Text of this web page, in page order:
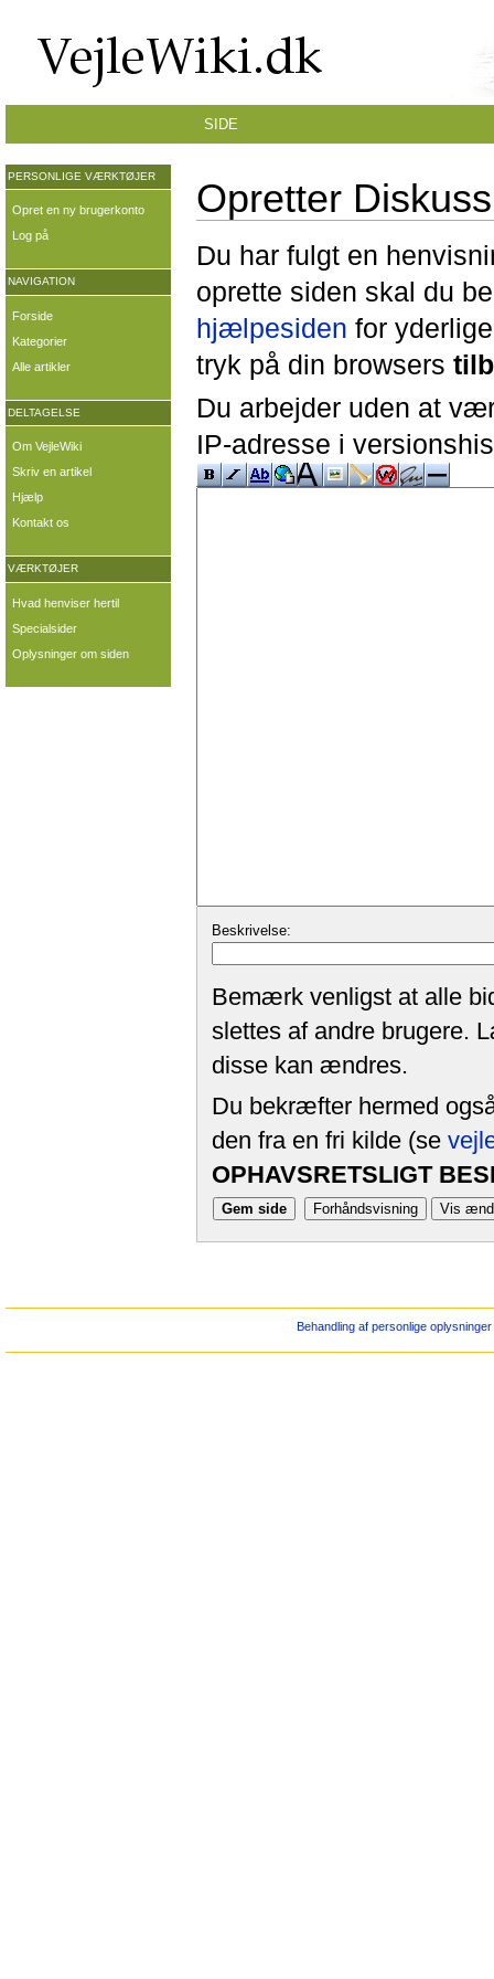
Opretter
Du har fulgt en
oprette siden skal du
hjælpesiden for
tryk på din browsers
Du arbejder uden at
IP-adresse i
Beskrivelse:
Bemærk venligst at alle
slettes af andre brugere.
disse kan ændres.
Du bekræfter hermed
den fra en fri kilde (se
OPHAVSRETSLIGT
SIDE
PERSONLIGE VÆRKTØJER
Opret en ny brugerkonto
Log på
NAVIGATION
Forside
Kategorier
Alle artikler
DELTAGELSE
Om VejleWiki
Skriv en artikel
Hjælp
Kontakt os
VÆRKTØJER
Hvad henviser hertil
Specialsider
Oplysninger om siden
Behandling af personlige oplysninger